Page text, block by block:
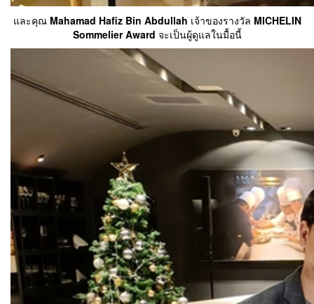
และคุณ Mahamad Hafiz Bin Abdullah เจ้าของรางวัล MICHELIN
Sommelier Award จะเป็นผู้ดูแลในมื้อนี้